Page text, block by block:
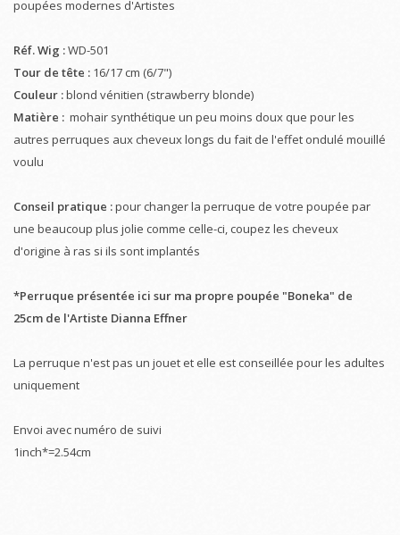
poupées modernes d'Artistes
Réf. Wig :WD-501
Tour de tête : 16/17 cm (6/7")
Couleur :blond vénitien (strawberry blonde)
Matière : mohair synthétique un peu moins doux que pour les
autres perruques aux cheveux longs du fait de l'effet ondulé mouillé
voulu
Conseil pratique :pour changer la perruque de votre poupée par
une beaucoup plus jolie comme celle-ci, coupez les cheveux
d'origine à ras si ils sont implantés
*Perruque présentée ici sur ma propre poupée "Boneka" de
25cm de l'Artiste Dianna Effner
La perruque n'est pas un jouet et elle est conseillée pour les adultes
uniquement
Envoi avec numéro de suivi
1inch*=2.54cm